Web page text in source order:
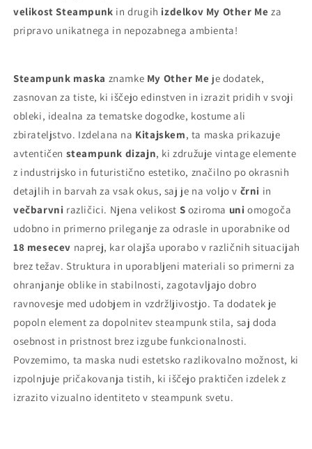
velikost Steampunk in drugih izdelkov My Other Me za
pripravo unikatnega in nepozabnega ambienta!
Steampunk maska znamke My Other Me je dodatek,
zasnovan za tiste, ki iščejo edinstven in izrazit pridih v svoji
obleki, idealna za tematske dogodke, kostume ali
zbirateljstvo. Izdelana na Kitajskem, ta maska prikazuje
avtentičen steampunk dizajn, ki združuje vintage elemente
z industrijsko in futuristično estetiko, značilno po okrasnih
detajlih in barvah za vsak okus, saj je na voljo v črni in
večbarvni različici. Njena velikost S oziroma uni omogoča
udobno in primerno prileganje za odrasle in uporabnike od
18 mesecev naprej, kar olajša uporabo v različnih situacijah
brez težav. Struktura in uporabljeni materiali so primerni za
ohranjanje oblike in stabilnosti, zagotavljajo dobro
ravnovesje med udobjem in vzdržljivostjo. Ta dodatek je
popoln element za dopolnitev steampunk stila, saj doda
osebnost in pristnost brez izgube funkcionalnosti.
Povzemimo, ta maska nudi estetsko razlikovalno možnost, ki
izpolnjuje pričakovanja tistih, ki iščejo praktičen izdelek z
izrazito vizualno identiteto v steampunk svetu.